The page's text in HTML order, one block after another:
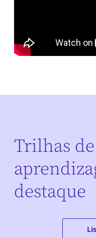
Trilhas de
destaque